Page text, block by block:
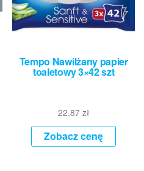
Tempo Nawilżany papier
toaletowy 3×42 szt
22,87zł
Zobacz cenę